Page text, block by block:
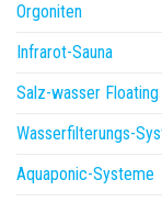
Orgoniten
Infrarot-Sauna
Salz-wasser Floating
Wasserfilterungs-
Aquaponic-Systeme